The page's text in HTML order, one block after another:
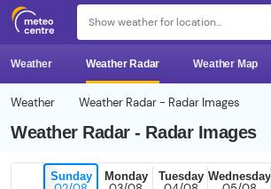
Weather Weather Radar Weather Map
Weather Weather Radar - Radar Images
Weather Radar - Radar Images
Sunday Monday Tuesday Wednesday